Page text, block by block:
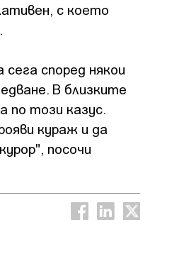
с което
според някои
В близките
по този казус.
кураж и да
посочи